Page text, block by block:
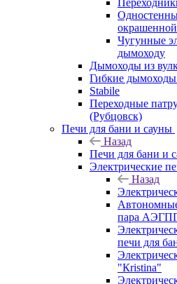
окрашенной
Чугунные
дымоходу
Дымоходы из
Гибкие
Stabile
Переходные
(Рубцовск)
Печи для бани и сауны
Назад
Печи для бани и
Электрические
Назад
пара
печи для
"Кristina"